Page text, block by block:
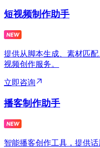
短视频制作助手
提供从脚本生成、素材匹
视频创作服务。
立即咨询
播客制作助手
智能播客创作工具，提供